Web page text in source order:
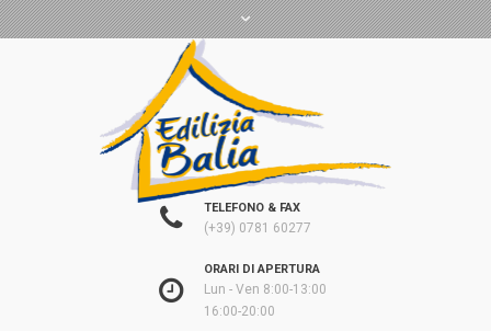
TELEFONO & FAX
(+39) 0781 60277
ORARI DI APERTURA
Lun - Ven 8:00-13:00
16:00-20:00